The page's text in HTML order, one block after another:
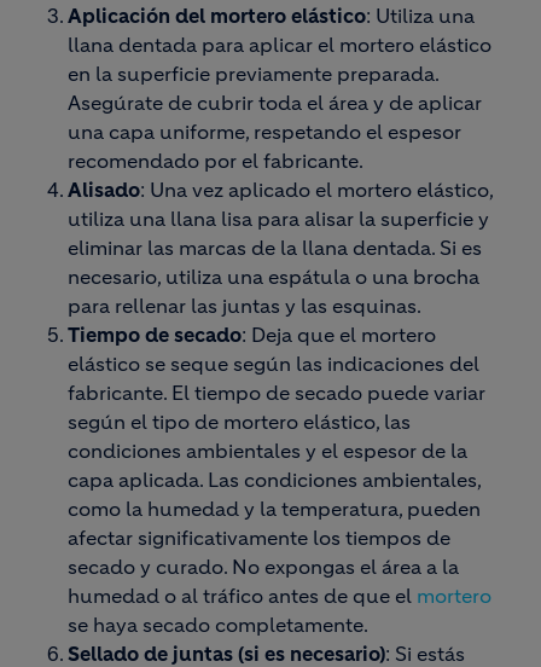
Aplicación del mortero elástico: Utiliza una
llana dentada para aplicar el mortero elástico
en la superficie previamente preparada.
Asegúrate de cubrir toda el área y de aplicar
una capa uniforme, respetando el espesor
recomendado por el fabricante.
Alisado: Una vez aplicado el mortero elástico,
utiliza una llana lisa para alisar la superficie y
eliminar las marcas de la llana dentada. Si es
necesario, utiliza una espátula o una brocha
para rellenar las juntas y las esquinas.
Tiempo de secado: Deja que el mortero
elástico se seque según las indicaciones del
fabricante. El tiempo de secado puede variar
según el tipo de mortero elástico, las
condiciones ambientales y el espesor de la
capa aplicada. Las condiciones ambientales,
como la humedad y la temperatura, pueden
afectar significativamente los tiempos de
secado y curado. No expongas el área a la
humedad o al tráfico antes de que el mortero
se haya secado completamente.
Sellado de juntas (si es necesario): Si estás